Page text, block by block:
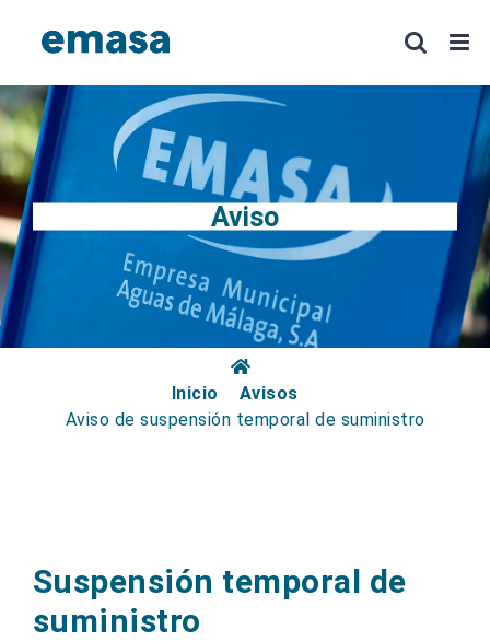
Aviso
Inicio
Avisos
Aviso de suspensión temporal de suministro
Suspensión temporal de
suministro